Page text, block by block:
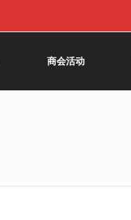
商会活动